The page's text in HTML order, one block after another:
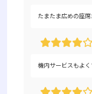
たまたま広めの座
機内サービスもよく